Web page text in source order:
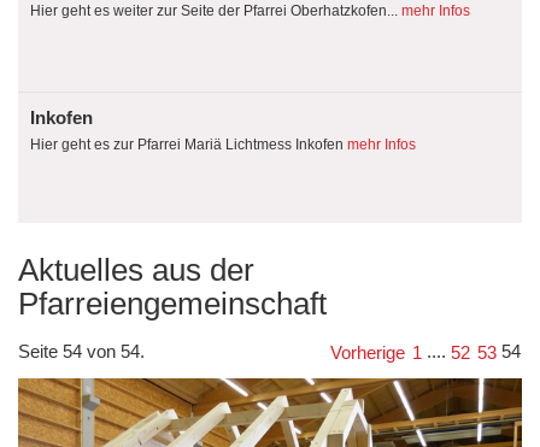
Hier geht es weiter zur Seite der Pfarrei Oberhatzkofen... mehr Infos
Inkofen
Hier geht es zur Pfarrei Mariä Lichtmess Inkofen mehr Infos
Aktuelles aus der
Pfarreiengemeinschaft
Seite 54 von 54. Vorherige 1 .... 52 53 54